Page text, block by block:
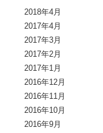
2018年4月
2017年4月
2017年3月
2017年2月
2017年1月
2016年12月
2016年11月
2016年10月
2016年9月